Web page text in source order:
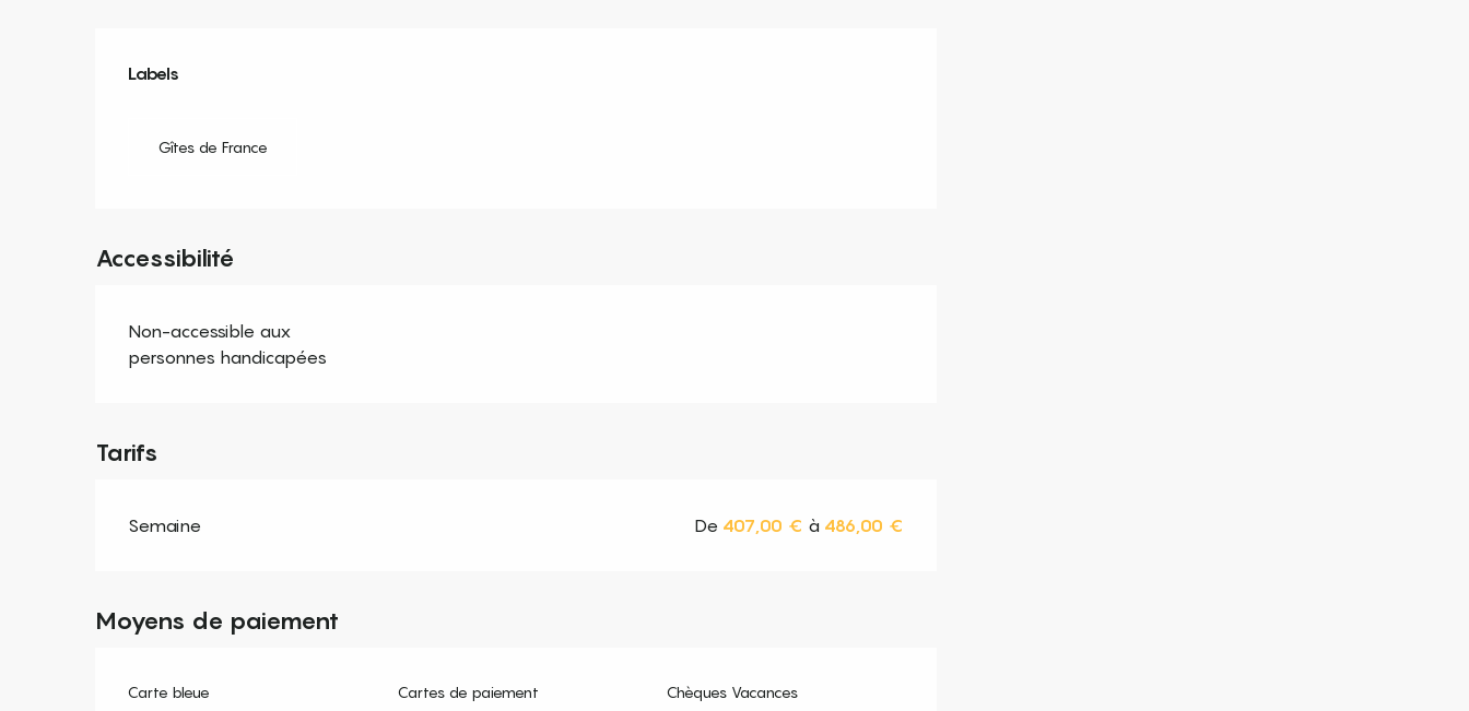
Offres de prestations
Labels
Labels
Gîtes de France
Accessibilité
Non-accessible aux
personnes handicapées
Tarifs
Semaine De 407,00 € à 486,00 €
Moyens de paiement
Carte bleue Cartes de paiement Chèques Vacances